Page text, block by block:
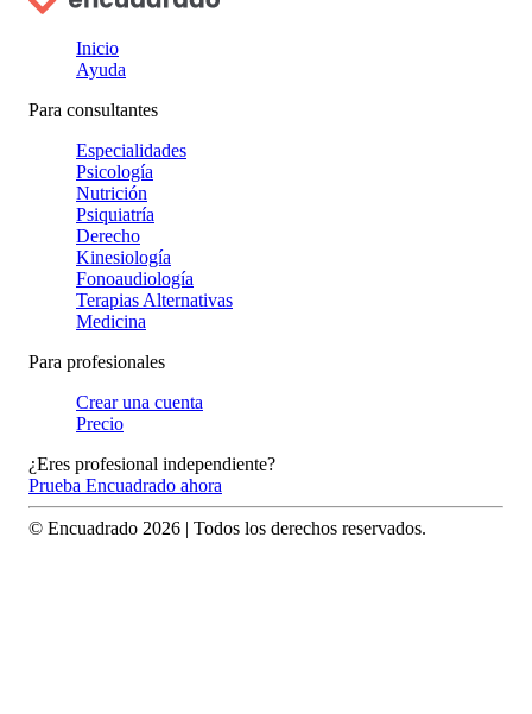
Inicio
Ayuda
Para consultantes
Especialidades
Psicología
Nutrición
Psiquiatría
Derecho
Kinesiología
Fonoaudiología
Terapias Alternativas
Medicina
Para profesionales
Crear una cuenta
Precio
¿Eres profesional independiente?
Prueba Encuadrado ahora
© Encuadrado 2026 | Todos los derechos reservados.